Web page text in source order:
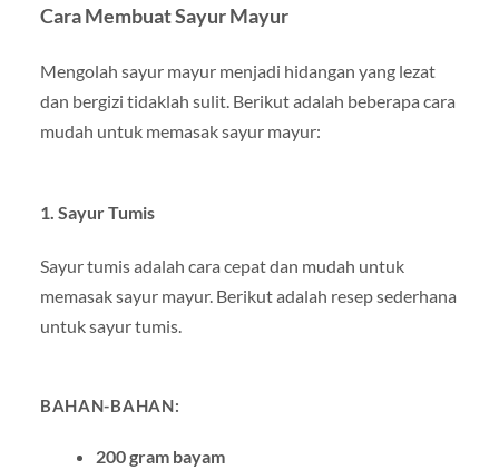
Cara Membuat Sayur Mayur
Mengolah sayur mayur menjadi hidangan yang lezat
dan bergizi tidaklah sulit. Berikut adalah beberapa cara
mudah untuk memasak sayur mayur:
1. Sayur Tumis
Sayur tumis adalah cara cepat dan mudah untuk
memasak sayur mayur. Berikut adalah resep sederhana
untuk sayur tumis.
BAHAN-BAHAN:
200 gram bayam